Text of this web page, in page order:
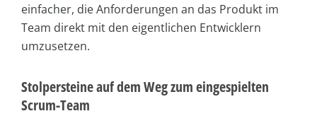
einfacher, die Anforderungen an das Produkt im
Team direkt mit den eigentlichen Entwicklern
umzusetzen.
Stolpersteine auf dem Weg zum eingespielten
Scrum-Team